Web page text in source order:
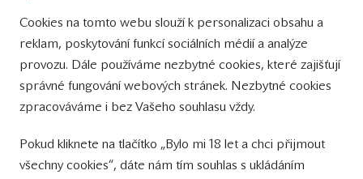
Přinášíme vám týdně
tipy na Facebooku
Sledujte nás
na Instagramu
Sledujte náš
YouTube kanál
Cookies na tomto webu slouží k personalizaci obsahu a
reklam, poskytování funkcí sociálních médií a analýze
provozu. Dále používáme nezbytné cookies, které zajišťují
správné fungování webových stránek. Nezbytné cookies
zpracováváme i bez Vašeho souhlasu vždy.
Pokud kliknete na tlačítko „Bylo mi 18 let a chci přijmout
všechny cookies“, dáte nám tím souhlas s ukládáním